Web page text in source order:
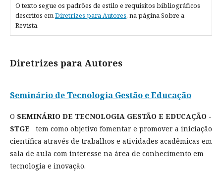
O texto segue os padrões de estilo e requisitos bibliográficos
descritos emDiretrizes para Autores, na página Sobre a
Revista.
Diretrizes para Autores
Seminário de Tecnologia Gestão e Educação
O SEMINÁRIO DE TECNOLOGIA GESTÃO E EDUCAÇÃO -
STGE tem como objetivo fomentar e promover a iniciação
científica através de trabalhos e atividades acadêmicas em
sala de aula com interesse na área de conhecimento em
tecnologia e inovação.